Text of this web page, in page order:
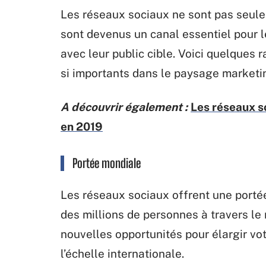
Les réseaux sociaux ne sont pas
sont devenus un canal essentiel
avec leur public cible. Voici quelques
si importants dans le paysage
A découvrir également : Les réseaux
en 2019
Portée mondiale
Les réseaux sociaux offrent une
des millions de personnes à travers
nouvelles opportunités pour élargir
l’échelle internationale.